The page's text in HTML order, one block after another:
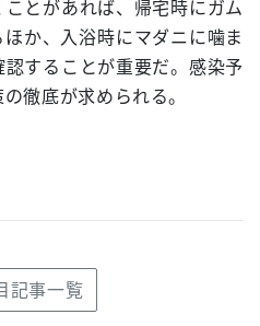
とがあれば、帰宅時にガム
か、入浴時にマダニに噛ま
することが重要だ。感染予
徹底が求められる。
記事一覧